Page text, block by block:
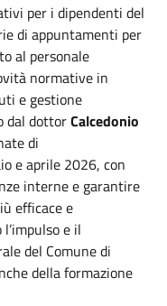
per i dipendenti del
di appuntamenti per
al personale
normative in
e gestione
dal dottorCalcedonio
di
e aprile 2026, con
interne e garantire
efficace e
e il
del Comune di
della formazione